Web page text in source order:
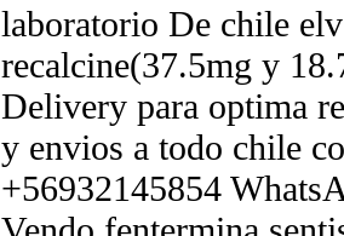
laboratorio De chile
recalcine(37.5mg y
Delivery para optima
y envios a todo chile
+56932145854